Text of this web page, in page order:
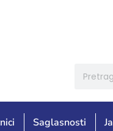
Saglasnosti